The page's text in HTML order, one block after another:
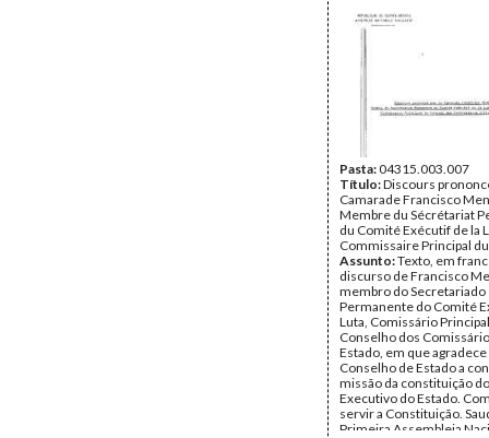
Pasta:04315.003.007
Título:Discours
Camarade Francisco
Membre du Sécrétariat
du Comité Exécutif de la
Commissaire Principal
Assunto:Texto, em
discurso de Francisco
membro do Secretariado
Permanente do Comité
Luta, Comissário
Conselho dos
Estado, em que
Conselho de Estado a
missão da constituição
Executivo do Estado.
servir a Constituição.
Primeira Assembleia